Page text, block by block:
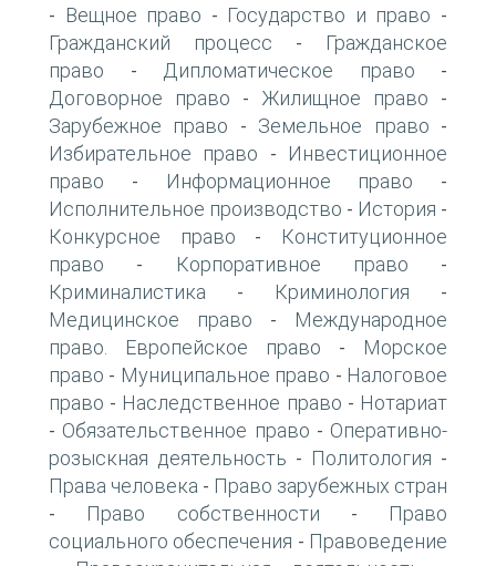
- Вещное право - Государство и право -
Гражданский процесс -
Гражданское
право - Дипломатическое право -
Договорное право - Жилищное право -
Зарубежное право - Земельное право -
Избирательное право -
Инвестиционное
право - Информационное право -
Исполнительное производство - История -
Конкурсное право -
Конституционное
право - Корпоративное право -
Криминалистика - Криминология -
Медицинское право -
Международное
право. Европейское право -
Морское
право - Муниципальное право - Налоговое
право - Наследственное право - Нотариат
- Обязательственное право - Оперативно-
розыскная деятельность - Политология -
Права человека - Право зарубежных стран
- Право собственности -
Право
социального обеспечения - Правоведение